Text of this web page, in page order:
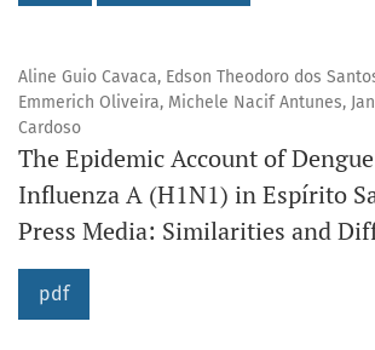
Aline Guio Cavaca, Edson Theodoro dos
Emmerich Oliveira, Michele Nacif Antunes,
Cardoso
The Epidemic Account of
Influenza A (H1N1) in Espírito
Press Media: Similarities and
pdf